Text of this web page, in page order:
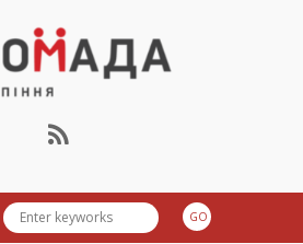
Приірпіння